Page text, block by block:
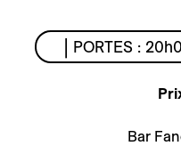
| PORTES :
Bar